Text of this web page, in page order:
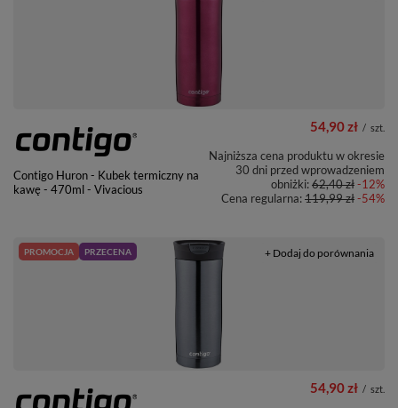
Contigo Huron - Kubek termiczny na
kawę - 470ml - Vivacious
54,90 zł / szt.
Najniższa cena produktu w okresie
30 dni przed wprowadzeniem
obniżki:62,40 zł-12%
Cena regularna:119,99 zł-54%
PROMOCJA PRZECENA
54,90 zł / szt.
+ Dodaj do porównania